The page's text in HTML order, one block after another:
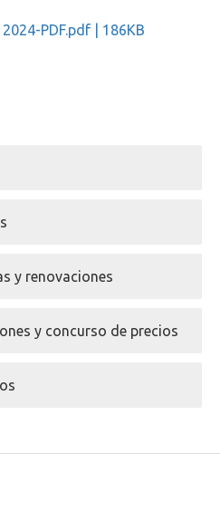
2024-PDF.pdf | 186KB
y renovaciones
y concurso de precios